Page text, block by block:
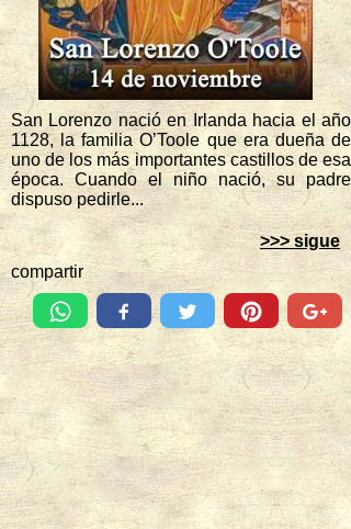
San Lorenzo nació en Irlanda hacia el año
1128, la familia O’Toole que era dueña de
uno de los más importantes castillos de esa
época. Cuando el niño nació, su padre
dispuso pedirle...
>>> sigue
compartir